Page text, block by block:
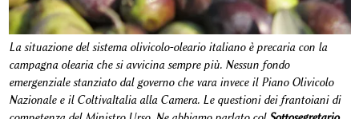
La situazione del sistema olivicolo-oleario italiano è precaria con la
campagna olearia che si avvicina sempre più. Nessun fondo
emergenziale stanziato dal governo che vara invece il Piano Olivicolo
Nazionale e il ColtivaItalia alla Camera. Le questioni dei frantoiani di